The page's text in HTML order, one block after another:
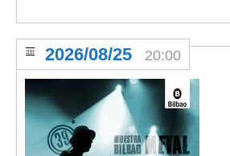
2026/08/25 20:00